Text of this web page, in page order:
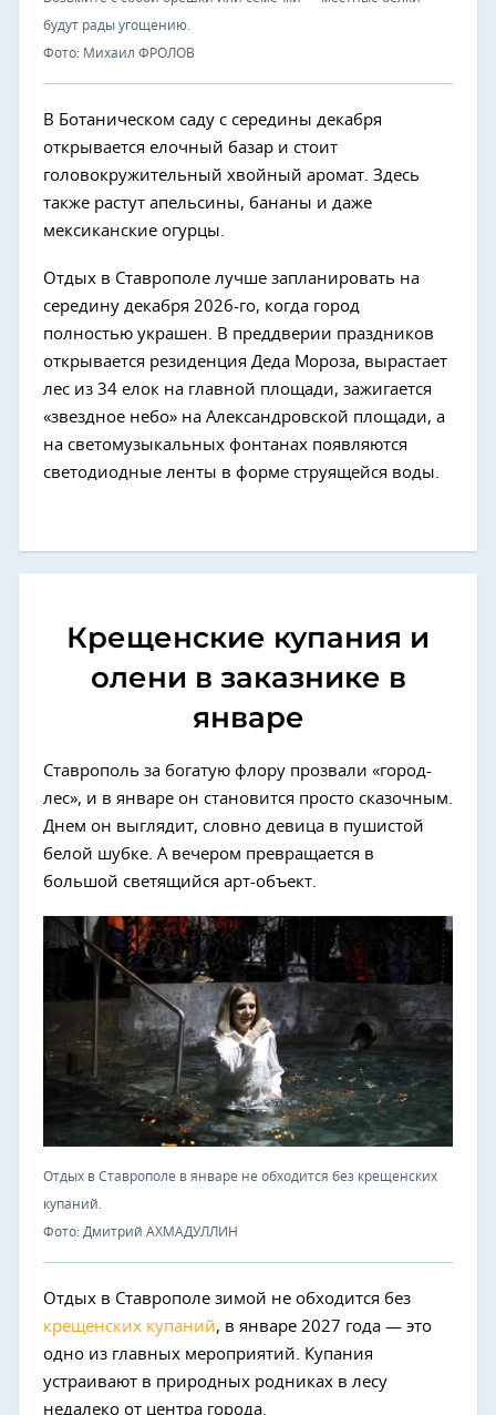
будут рады угощению.
Фото: Михаил ФРОЛОВ
В Ботаническом саду с середины декабря
открывается елочный базар и стоит
головокружительный хвойный аромат. Здесь
также растут апельсины, бананы и даже
мексиканские огурцы.
Отдых в Ставрополе лучше запланировать на
середину декабря 2026-го, когда город
полностью украшен. В преддверии праздников
открывается резиденция Деда Мороза, вырастает
лес из 34 елок на главной площади, зажигается
«звездное небо» на Александровской площади, а
на светомузыкальных фонтанах появляются
светодиодные ленты в форме струящейся воды.
Крещенские купания и
олени в заказнике в
январе
Ставрополь за богатую флору прозвали «город-
лес», и в январе он становится просто сказочным.
Днем он выглядит, словно девица в пушистой
белой шубке. А вечером превращается в
большой светящийся арт-объект.
Отдых в Ставрополе в январе не обходится без крещенских
купаний.
Фото: Дмитрий АХМАДУЛЛИН
Отдых в Ставрополе зимой не обходится без
крещенских купаний, в январе 2027 года — это
одно из главных мероприятий. Купания
устраивают в природных родниках в лесу
недалеко от центра города.